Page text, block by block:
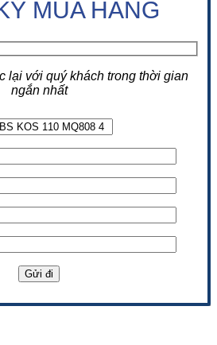
MUA HÀNG
lại với quý khách trong thời gian
ngắn nhất